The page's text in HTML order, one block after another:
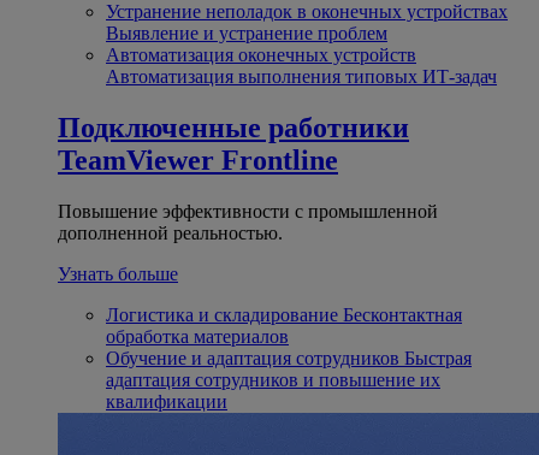
Устранение неполадок в оконечных устройствах
Выявление и устранение проблем
Автоматизация оконечных устройств
Автоматизация выполнения типовых ИТ-задач
Подключенные работники
TeamViewer Frontline
Повышение эффективности с промышленной
дополненной реальностью.
Узнать больше
Логистика и складирование Бесконтактная
обработка материалов
Обучение и адаптация сотрудников Быстрая
адаптация сотрудников и повышение их
квалификации